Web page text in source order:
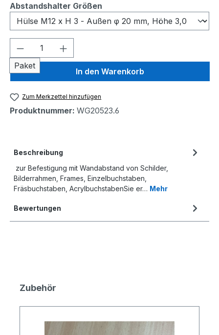
Abstandshalter Größen
Produkt Anzahl: Gib den
Paket
In den Warenkorb
Zum Merkzettel hinzufügen
Produktnummer: WG20523.6
Beschreibung
zur Befestigung mit Wandabstand von Schilder,
Bilderrahmen, Frames, Einzelbuchstaben,
Fräsbuchstaben, AcrylbuchstabenSie er… Mehr
Bewertungen
Produktgalerie überspringen
Zubehör